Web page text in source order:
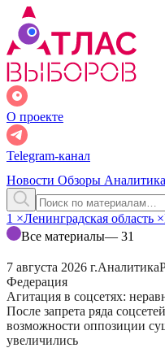
О проекте
Telegram-канал
Новости Обзоры Аналитика
1 ×Ленинградская область ×
Все материалы— 31
7 августа 2026 г.Аналитика
Федерация
Агитация в соцсетях:
После запрета ряда
возможности оппозиции
увеличились